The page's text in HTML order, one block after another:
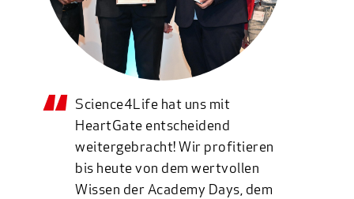
Science4Life hat uns mit
HeartGate entscheidend
weitergebracht! Wir profitieren
bis heute von dem wertvollen
Wissen der Academy Days, dem